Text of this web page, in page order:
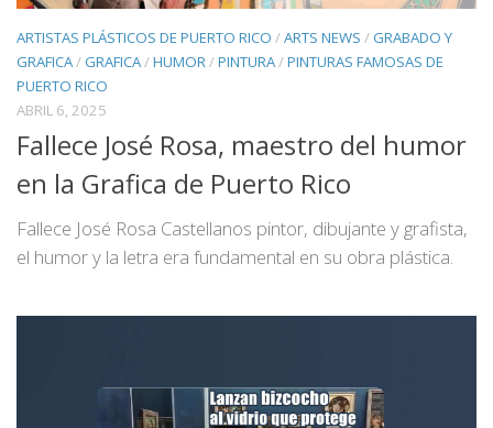
ARTISTAS PLÁSTICOS DE PUERTO RICO /ARTS NEWS / GRABADO Y
GRAFICA/ GRAFICA/HUMOR/PINTURA/PINTURAS FAMOSAS DE
PUERTO RICO
ABRIL 6, 2025
Fallece José Rosa, maestro del humor
en la Grafica de Puerto Rico
Fallece José Rosa Castellanos pintor, dibujante y grafista,
el humor y la letra era fundamental en su obra plástica.